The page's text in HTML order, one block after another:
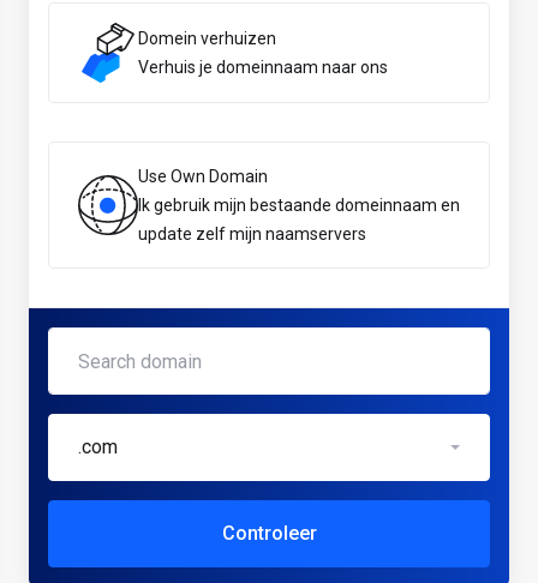
Domein verhuizen
Verhuis je domeinnaam naar ons
Use Own Domain
Ik gebruik mijn bestaande domeinnaam en
update zelf mijn naamservers
.com
Controleer